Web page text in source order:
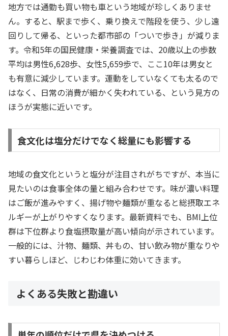
地方では通勤も買い物も車という地域が珍しくありませ
ん。すると、駅まで歩く、乗り換えで階段を使う、少し遠
回りして帰る、といった都市部の「ついで歩き」が減りま
す。令和5年の国民健康・栄養調査では、20歳以上の歩数
平均は男性6,628歩、女性5,659歩で、ここ10年は男女と
も有意に減少しています。運動をしていなくても太るので
はなく、日常の消費が細かく失われている、という見方の
ほうが実態に近いです。
食文化は塩分だけでなく総量にも影響する
地域の食文化というと塩分が注目されがちですが、本当に
見たいのは食事全体の量と組み合わせです。味が濃い料理
はご飯が進みやすく、揚げ物や麺類が重なると総摂取エネ
ルギーが上がりやすくなります。最新資料でも、BMI上位
群は下位群より食塩摂取量が高い傾向が示されています。
一般的には、汁物、麺類、丼もの、甘い飲み物が重なりや
すい暮らしほど、じわじわ体重に効いてきます。
よくある失敗と勘違い